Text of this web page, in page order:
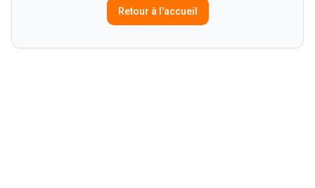
Retour à l'accueil